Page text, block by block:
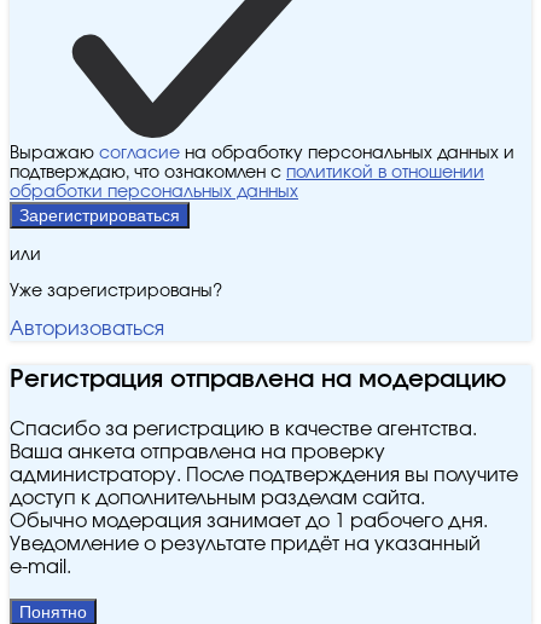
Выражаю согласие на обработку персональных данных и
подтверждаю, что ознакомлен с политикой в отношении
обработки персональных данных
Зарегистрироваться
или
Уже зарегистрированы?
Авторизоваться
Регистрация отправлена на модерацию
Спасибо за регистрацию в качестве агентства.
Ваша анкета отправлена на проверку
администратору. После подтверждения вы получите
доступ к дополнительным разделам сайта.
Обычно модерация занимает до 1 рабочего дня.
Уведомление о результате придёт на указанный
e‑mail.
Понятно